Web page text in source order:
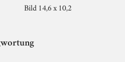
Bild 14,6 x 10,2